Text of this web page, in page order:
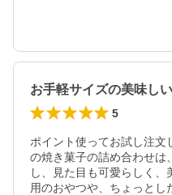
お手軽サイズの美味しい
5
ポイント使ってお試し注文
の焼き菓子の詰め合わせは
し、見た目も可愛らしく
用のおやつや、ちょっとし